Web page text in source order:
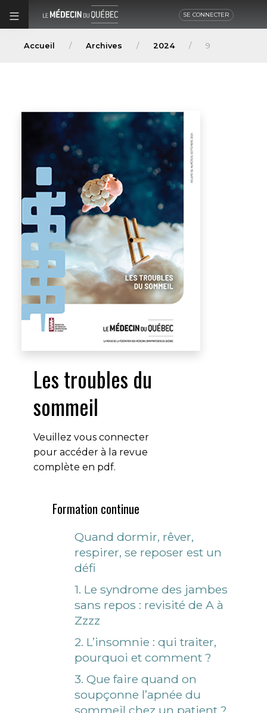
SE CONNECTER
Accueil Archives 2024 9
Les troubles du
sommeil
Veuillez vous connecter
pour accéder à la revue
complète en pdf.
Formation continue
Quand dormir, rêver,
respirer, se reposer est un
défi
1. Le syndrome des jambes
sans repos : revisité de A à
Zzzz
2. L’insomnie : qui traiter,
pourquoi et comment ?
3. Que faire quand on
soupçonne l’apnée du
sommeil chez un patient ?